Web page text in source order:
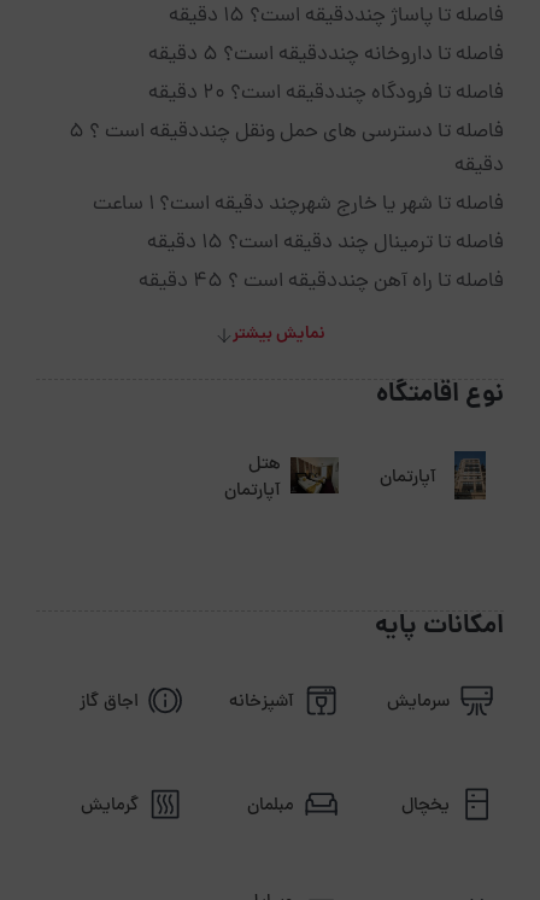
فاصله تا پاساژ چنددقیقه است؟ 15 دقیقه
فاصله تا داروخانه چنددقیقه است؟ 5 دقیقه
فاصله تا فرودگاه چنددقیقه است؟ 20 دقیقه
فاصله تا دسترسی های حمل ونقل چنددقیقه است ؟ 5
دقیقه
فاصله تا شهر یا خارج شهرچند دقیقه است؟ 1 ساعت
فاصله تا ترمینال چند دقیقه است؟ 15 دقیقه
فاصله تا راه آهن چنددقیقه است ؟ 45 دقیقه
نمایش بیشتر
نوع اقامتگاه
آپارتمان
هتل
آپارتمان
امکانات پایه
سرمایش آشپزخانه اجاق گاز
یخچال مبلمان گرمایش